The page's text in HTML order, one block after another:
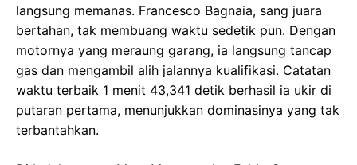
langsung memanas. Francesco Bagnaia, sang juara
bertahan, tak membuang waktu sedetik pun. Dengan
motornya yang meraung garang, ia langsung tancap
gas dan mengambil alih jalannya kualifikasi. Catatan
waktu terbaik 1 menit 43,341 detik berhasil ia ukir di
putaran pertama, menunjukkan dominasinya yang tak
terbantahkan.